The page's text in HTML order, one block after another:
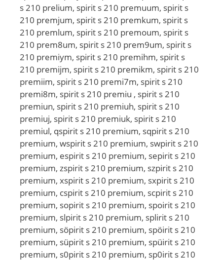
s 210 prelium, spirit s 210 premuum, spirit s
210 premjum, spirit s 210 premkum, spirit s
210 premlum, spirit s 210 premoum, spirit s
210 prem8um, spirit s 210 prem9um, spirit s
210 premiym, spirit s 210 premihm, spirit s
210 premijm, spirit s 210 premikm, spirit s 210
premiim, spirit s 210 premi7m, spirit s 210
premi8m, spirit s 210 premiu , spirit s 210
premiun, spirit s 210 premiuh, spirit s 210
premiuj, spirit s 210 premiuk, spirit s 210
premiul, qspirit s 210 premium, sqpirit s 210
premium, wspirit s 210 premium, swpirit s 210
premium, espirit s 210 premium, sepirit s 210
premium, zspirit s 210 premium, szpirit s 210
premium, xspirit s 210 premium, sxpirit s 210
premium, cspirit s 210 premium, scpirit s 210
premium, sopirit s 210 premium, spoirit s 210
premium, slpirit s 210 premium, splirit s 210
premium, söpirit s 210 premium, spöirit s 210
premium, süpirit s 210 premium, spüirit s 210
premium, s0pirit s 210 premium, sp0irit s 210